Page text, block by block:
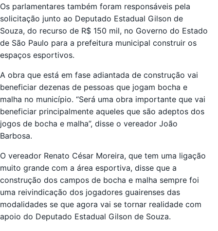
Os parlamentares também foram responsáveis pela
solicitação junto ao Deputado Estadual Gilson de
Souza, do recurso de R$ 150 mil, no Governo do Estado
de São Paulo para a prefeitura municipal construir os
espaços esportivos.
A obra que está em fase adiantada de construção vai
beneficiar dezenas de pessoas que jogam bocha e
malha no município. “Será uma obra importante que vai
beneficiar principalmente aqueles que são adeptos dos
jogos de bocha e malha”, disse o vereador João
Barbosa.
O vereador Renato César Moreira, que tem uma ligação
muito grande com a área esportiva, disse que a
construção dos campos de bocha e malha sempre foi
uma reivindicação dos jogadores guairenses das
modalidades se que agora vai se tornar realidade com
apoio do Deputado Estadual Gilson de Souza.